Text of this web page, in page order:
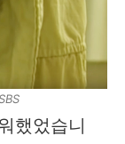
했었습니